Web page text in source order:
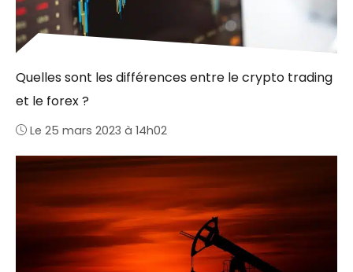
Quelles sont les différences entre le crypto trading
et le forex ?
Le 25 mars 2023 à 14h02